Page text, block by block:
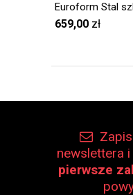
Euroform Stal
659,00 zł
newslettera i
pierwsze